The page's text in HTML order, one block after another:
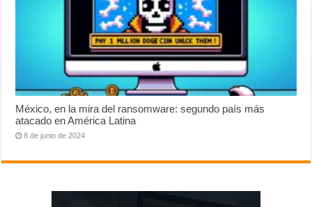
México, en la mira del ransomware: segundo país más
atacado en América Latina
8 de junio de 2024